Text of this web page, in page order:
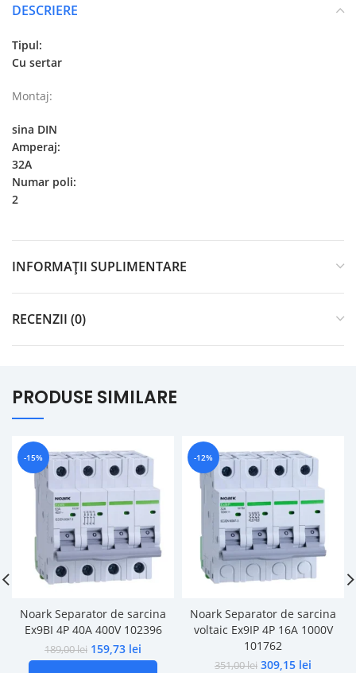
DESCRIERE
Tipul:
Cu sertar
Montaj:
sina DIN
Amperaj:
32A
Numar poli:
2
INFORMAȚII SUPLIMENTARE
RECENZII (0)
PRODUSE SIMILARE
-15%
Noark Separator de sarcina
Ex9BI 4P 40A 400V 102396
189,00lei 159,73 lei
-12%
Noark Separator de sarcina
voltaic Ex9IP 4P 16A 1000V
101762
351,00lei 309,15 lei